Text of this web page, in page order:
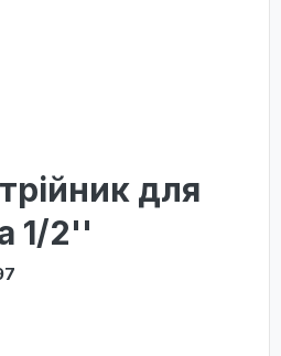
для
1/2''